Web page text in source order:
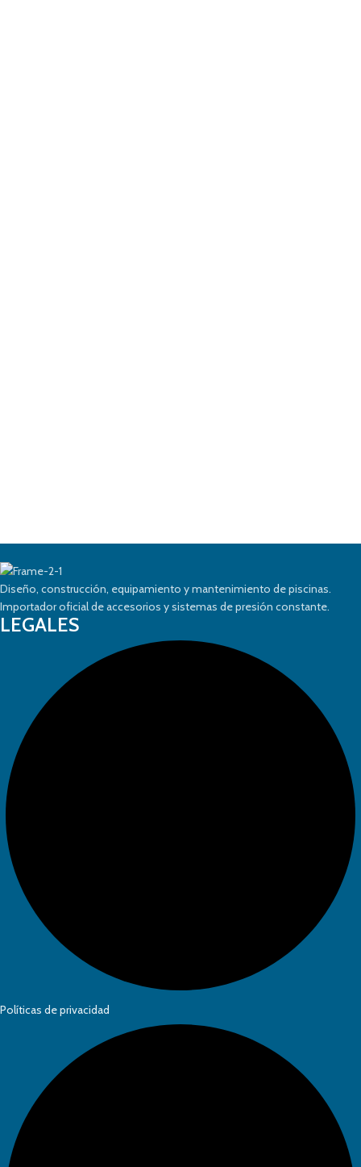
Diseño, construcción, equipamiento y mantenimiento de piscinas.
Importador oficial de accesorios y sistemas de presión constante.
LEGALES
Políticas de privacidad